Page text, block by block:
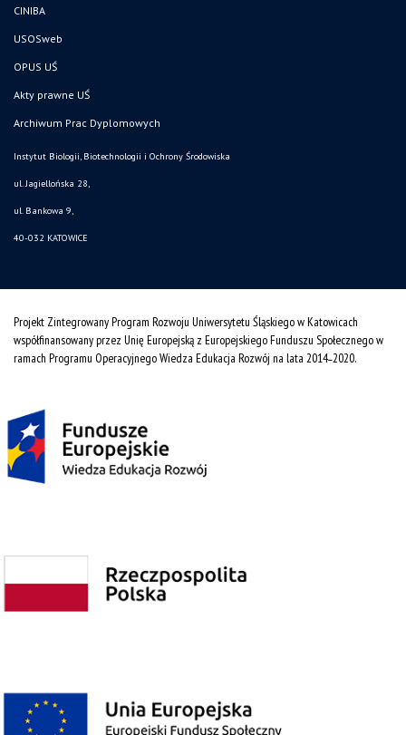
CINIBA
USOSweb
OPUS UŚ
Akty prawne UŚ
Archiwum Prac Dyplomowych
Instytut Biologii, Biotechnologii i Ochrony Środowiska
ul. Jagiellońska 28,
ul. Bankowa 9,
40-032 KATOWICE
Projekt Zintegrowany Program Rozwoju Uniwersytetu Śląskiego w Katowicach
współfinansowany przez Unię Europejską z Europejskiego Funduszu Społecznego w
ramach Programu Operacyjnego Wiedza Edukacja Rozwój na lata 2014˗2020.